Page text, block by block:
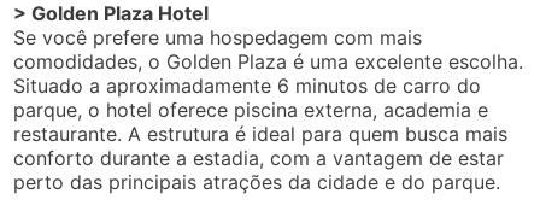
> Golden Plaza Hotel
Se você prefere uma hospedagem com mais
comodidades, o Golden Plaza é uma excelente escolha.
Situado a aproximadamente 6 minutos de carro do
parque, o hotel oferece piscina externa, academia e
restaurante. A estrutura é ideal para quem busca mais
conforto durante a estadia, com a vantagem de estar
perto das principais atrações da cidade e do parque.